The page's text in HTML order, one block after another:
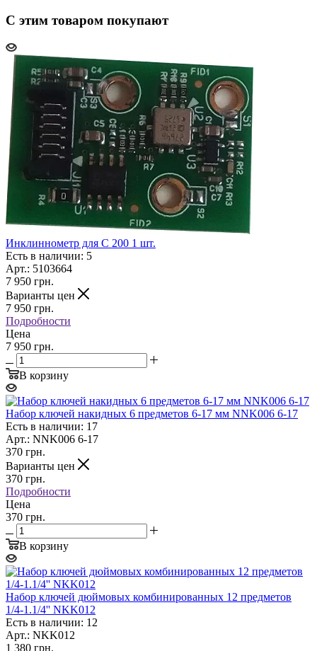
С этим товаром покупают
Инклиннометр для С 200 1 шт.
Есть в наличии: 5
Арт.: 5103664
7 950 грн.
Варианты цен
7 950 грн.
Подробности
Цена
7 950 грн.
В корзину
Набор ключей накидных 6 предметов 6-17 мм NNK006 6-17
Есть в наличии: 17
Арт.: NNK006 6-17
370 грн.
Варианты цен
370 грн.
Подробности
Цена
370 грн.
В корзину
Набор ключей дюймовых комбинированных 12 предметов
1/4-1.1/4'' NKK012
Есть в наличии: 12
Арт.: NKK012
1 380 грн.